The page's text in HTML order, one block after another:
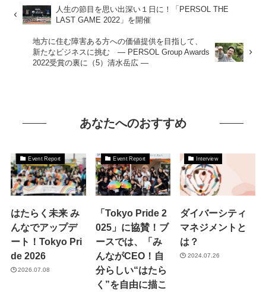
人生の節目を思い出深い１日に！「PERSOL THE
LAST GAME 2022」を開催
地方に住む障害ある方への価値提供を目指して、
新たなビジネスに挑む ― PERSOL Group Awards
2022受賞の裏に（5）清水岳広 ―
あなたへのおすすめ
Event Report
はたらく未来 み
んなでアップデ
ート！Tokyo Pri
de 2026
2026.07.08
Event Report
「Tokyo Pride 2
025」に協賛！ブ
ースでは、「み
んながCEO！自
分らしい“はたら
く”を自由に描こ
Interview
ダイバーシティ
マネジメントと
は？
2024.07.26